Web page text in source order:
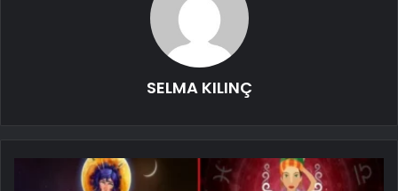
SELMA KILINÇ